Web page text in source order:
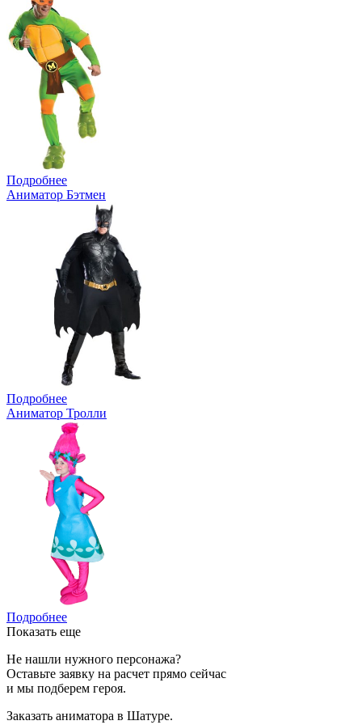
Подробнее
Аниматор Бэтмен
Подробнее
Аниматор Тролли
Подробнее
Показать еще
Не нашли нужного персонажа?
Оставьте заявку на расчет прямо сейчас
и мы подберем героя.
Заказать аниматора в Шатуре.